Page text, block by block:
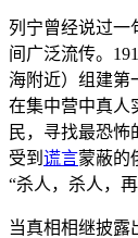
列宁曾经说过一
间广泛流传。
海附近）组建第
在集中营中真人
民，寻找最恐怖
受到 谎言蒙蔽的
“杀人，杀人，再
当真相相继披露